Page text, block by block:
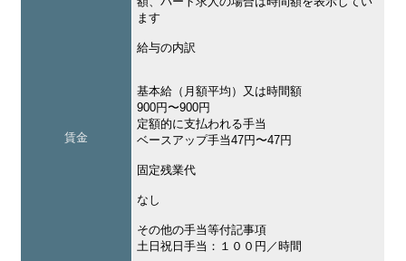
賃金
ます
給与の内訳
基本給（月額平均）又は時間額
900円〜900円
定額的に支払われる手当
ベースアップ手当47円〜47円
固定残業代
なし
その他の手当等付記事項
土日祝日手当：１００円／時間